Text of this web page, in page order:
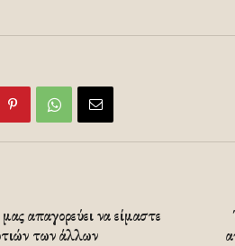
απαγορεύει να είμαστε
των άλλων